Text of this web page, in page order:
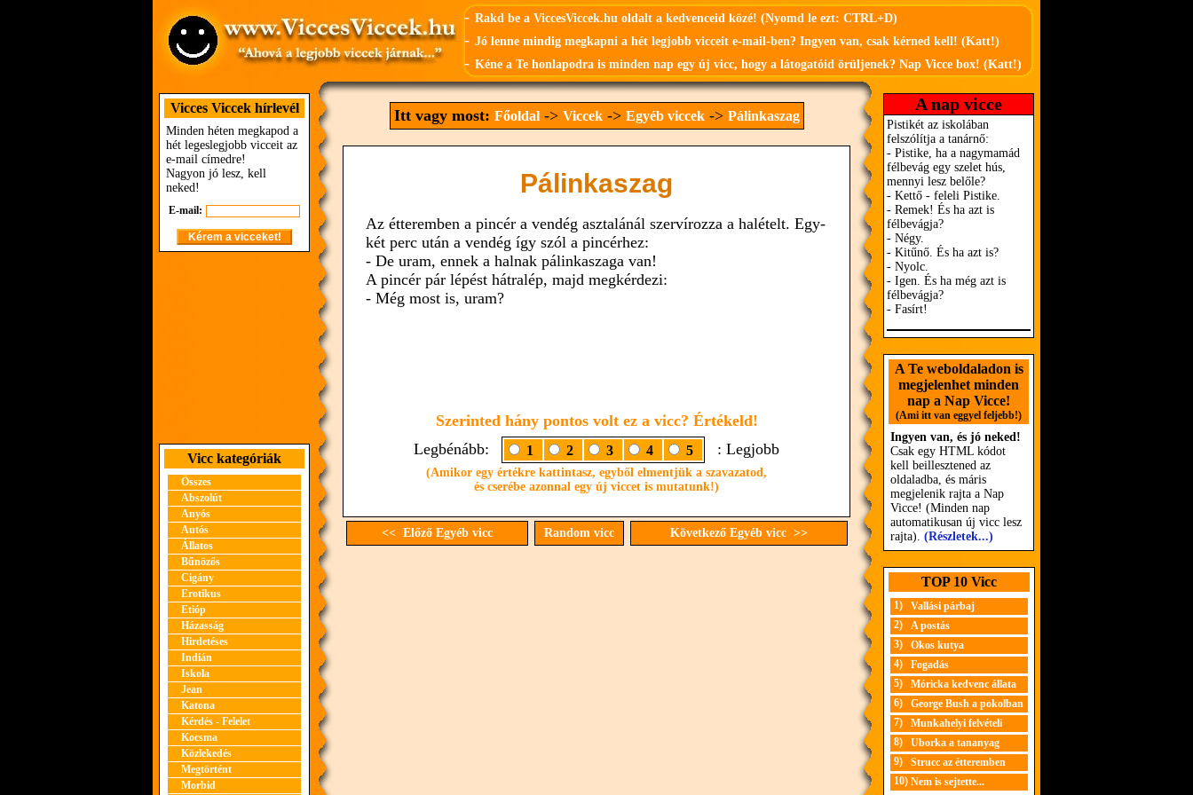
- Rakd be a ViccesViccek.hu oldalt a kedvenceid közé! (Nyomd le ezt: CTRL+D)
- Jó lenne mindig megkapni a hét legjobb vicceit e-mail-ben? Ingyen van, csak kérned kell! (Katt!)
- Kéne a Te honlapodra is minden nap egy új vicc, hogy a látogatóid örüljenek? Nap Vicce box! (Katt!)
Vicces Viccek hírlevél
Minden héten megkapod a
hét legeslegjobb vicceit az
e-mail címedre!
Nagyon jó lesz, kell
neked!
E-mail:
Vicc kategóriák
Összes
Abszolút
Anyós
Autós
Állatos
Bűnözős
Cigány
Erotikus
Etióp
Házasság
Hirdetéses
Indián
Iskola
Jean
Katona
Kérdés - Felelet
Kocsma
Közlekedés
Megtörtént
Morbid
Itt vagy most: Főoldal-> Viccek-> Egyéb viccek-> Pálinkaszag
Pálinkaszag
Az étteremben a pincér a vendég asztalánál szervírozza a halételt. Egy-
két perc után a vendég így szól a pincérhez:
- De uram, ennek a halnak pálinkaszaga van!
A pincér pár lépést hátralép, majd megkérdezi:
- Még most is, uram?
Szerinted hány pontos volt ez a vicc? Értékeld!
Legbénább:
1 2 3 4 5 : Legjobb
(Amikor egy értékre kattintasz, egyből elmentjük a szavazatod,
és cserébe azonnal egy új viccet is mutatunk!)
<< Előző Egyéb vicc Random vicc Következő Egyéb vicc >>
A nap vicce
A Te weboldaladon is
megjelenhet minden
nap a Nap Vicce!
(Ami itt van eggyel feljebb!)
Ingyen van, és jó neked!
Csak egy HTML kódot
kell beillesztened az
oldaladba, és máris
megjelenik rajta a Nap
Vicce! (Minden nap
automatikusan új vicc lesz
rajta). (Részletek...)
TOP 10 Vicc
1)
Vallási párbaj
2)
A postás
3)
Okos kutya
4)
Fogadás
5)
Móricka kedvenc állata
6)
George Bush a pokolban
7)
Munkahelyi felvételi
8)
Uborka a tananyag
9)
Strucc az étteremben
10) Nem is sejtette...